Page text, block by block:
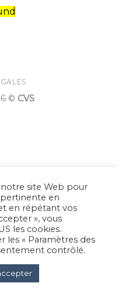
© CVS
notre site Web pour
en
en répétant vos
», vous
les cookies.
les « Paramètres des
contrôlé.